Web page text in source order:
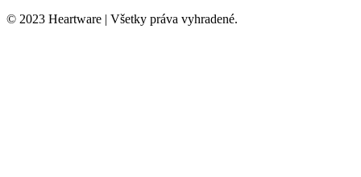
© 2023 Heartware | Všetky práva vyhradené.